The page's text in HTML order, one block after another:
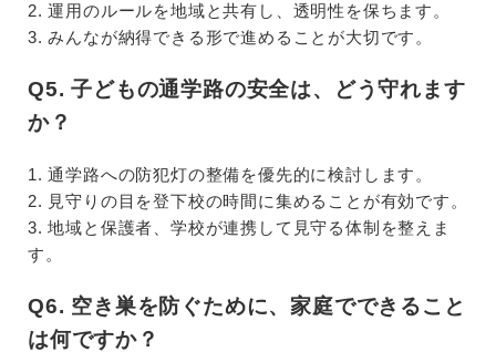
2. 運用のルールを地域と共有し、透明性を保ちます。
3. みんなが納得できる形で進めることが大切です。
Q5. 子どもの通学路の安全は、どう守れます
か？
1. 通学路への防犯灯の整備を優先的に検討します。
2. 見守りの目を登下校の時間に集めることが有効です。
3. 地域と保護者、学校が連携して見守る体制を整えま
す。
Q6. 空き巣を防ぐために、家庭でできること
は何ですか？